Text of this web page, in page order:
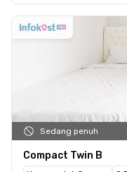
Sedang penuh
Compact Twin B